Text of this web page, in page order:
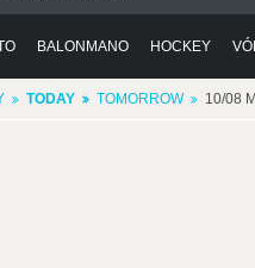
BALONMANO HOCKEY
TODAY TOMORROW 10/08